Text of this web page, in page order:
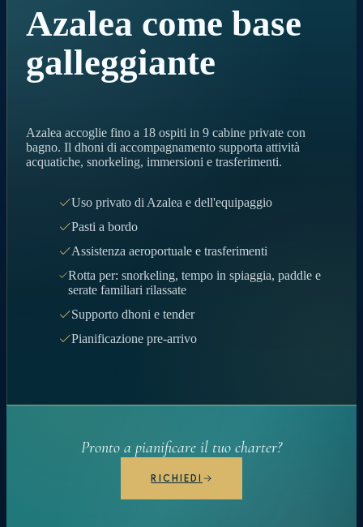
Azalea come base
galleggiante
Azalea accoglie fino a 18 ospiti in 9 cabine private con
bagno. Il dhoni di accompagnamento supporta attività
acquatiche, snorkeling, immersioni e trasferimenti.
Uso privato di Azalea e dell'equipaggio
Pasti a bordo
Assistenza aeroportuale e trasferimenti
Rotta per: snorkeling, tempo in spiaggia, paddle e
serate familiari rilassate
Supporto dhoni e tender
Pianificazione pre-arrivo
Pronto a pianificare il tuo charter?
RICHIEDI